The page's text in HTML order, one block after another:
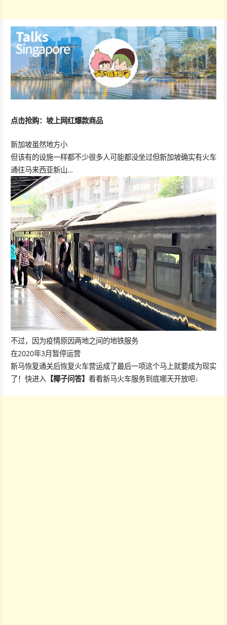
点击抢购：坡上网红爆款商品
新加坡虽然地方小
但该有的设施一样都不少很多人可能都没坐过但新加坡确实有火车
通往马来西亚新山…
不过，因为疫情原因两地之间的地铁服务
在2020年3月暂停运营
新马恢复通关后恢复火车营运成了最后一项这个马上就要成为现实
了！快进入 【椰子问答】 看看新马火车服务到底哪天开放吧↓